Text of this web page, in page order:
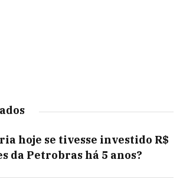
hoje se tivesse investido R$
da Petrobras há 5 anos?